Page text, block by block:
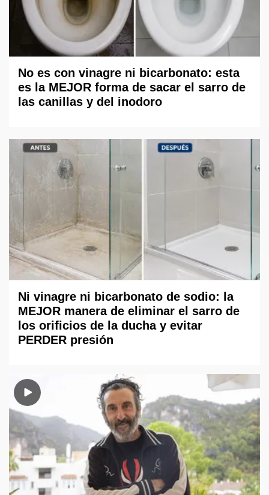
No es con vinagre ni bicarbonato: esta
es la MEJOR forma de sacar el sarro de
las canillas y del inodoro
Ni vinagre ni bicarbonato de sodio: la
MEJOR manera de eliminar el sarro de
los orificios de la ducha y evitar
PERDER presión